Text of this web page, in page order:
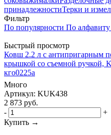
принадлежностиТерки и
Фильтр
По популярности По алфавиту
Быстрый просмотр
Ковш 2.2 л с антипригарным
крышкой со съемной ручкой,
кго0225а
Много
Артикул: KUK438
2 873 руб.
-
+
Купить →